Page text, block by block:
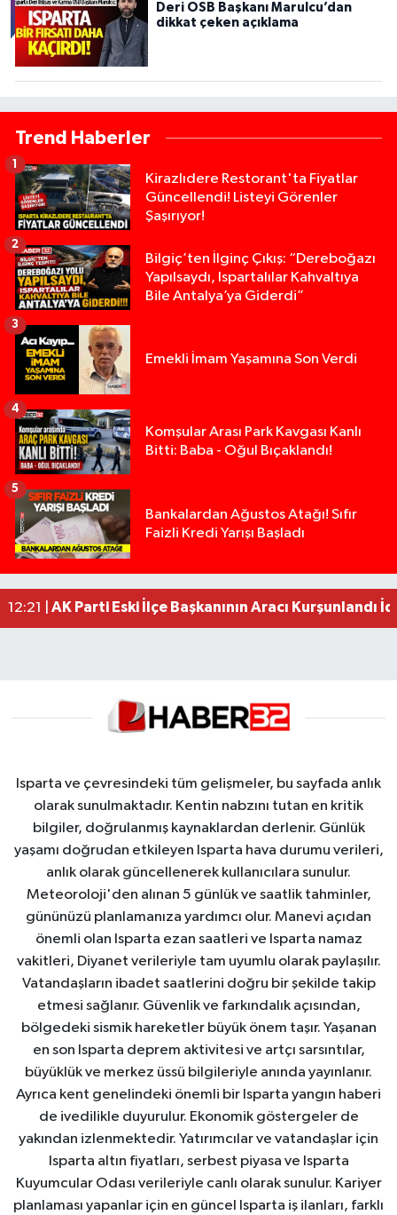
Deri OSB Başkanı Marulcu’dan
dikkat çeken açıklama
Trend Haberler
Kirazlıdere Restorant'ta Fiyatlar
Güncellendi! Listeyi Görenler
Şaşırıyor!
1
Bilgiç’ten İlginç Çıkış: “Dereboğazı
Yapılsaydı, Ispartalılar Kahvaltıya
Bile Antalya’ya Giderdi”
2
Emekli İmam Yaşamına Son Verdi
3
Komşular Arası Park Kavgası Kanlı
Bitti: Baba - Oğul Bıçaklandı!
4
Bankalardan Ağustos Atağı! Sıfır
Faizli Kredi Yarışı Başladı
5
17:08 |Alevlere Teslim Olan Gecekondu Kullanılamaz
13:46 |Yolcu Otobüsüyle Minibüsün Çarpıştığı Kaza
13:19 |Faili meçhul 2 cinayet daha aydınlatıldı
17:18 | Anız Yangını Kazaya Neden Oldu: 13 Araç
Isparta ve çevresindeki tüm gelişmeler, bu sayfada anlık
olarak sunulmaktadır. Kentin nabzını tutan en kritik
bilgiler, doğrulanmış kaynaklardan derlenir. Günlük
yaşamı doğrudan etkileyen Isparta hava durumu verileri,
anlık olarak güncellenerek kullanıcılara sunulur.
Meteoroloji'den alınan 5 günlük ve saatlik tahminler,
gününüzü planlamanıza yardımcı olur. Manevi açıdan
önemli olan Isparta ezan saatleri ve Isparta namaz
vakitleri, Diyanet verileriyle tam uyumlu olarak paylaşılır.
Vatandaşların ibadet saatlerini doğru bir şekilde takip
etmesi sağlanır. Güvenlik ve farkındalık açısından,
bölgedeki sismik hareketler büyük önem taşır. Yaşanan
en son Isparta deprem aktivitesi ve artçı sarsıntılar,
büyüklük ve merkez üssü bilgileriyle anında yayınlanır.
Ayrıca kent genelindeki önemli bir Isparta yangın haberi
de ivedilikle duyurulur. Ekonomik göstergeler de
yakından izlenmektedir. Yatırımcılar ve vatandaşlar için
Isparta altın fiyatları, serbest piyasa ve Isparta
Kuyumcular Odası verileriyle canlı olarak sunulur. Kariyer
planlaması yapanlar için en güncel Isparta iş ilanları, farklı